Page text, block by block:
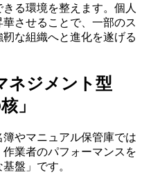
る環境を整えます。 個人
させること で、一部のス
な組織へと進化を遂げる
ネジメント型
」
やマニュアル保管庫では
業者のパフォーマンスを
盤」です。